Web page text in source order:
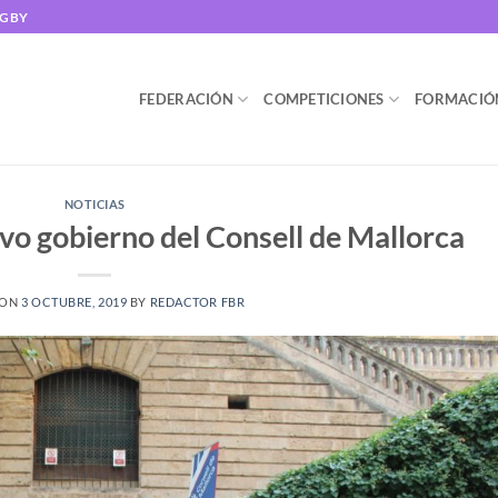
FEDERACIÓN COMPETICIONES
NOTICIAS
gobierno del Consell de Mallorca
3 OCTUBRE, 2019 BY REDACTOR FBR